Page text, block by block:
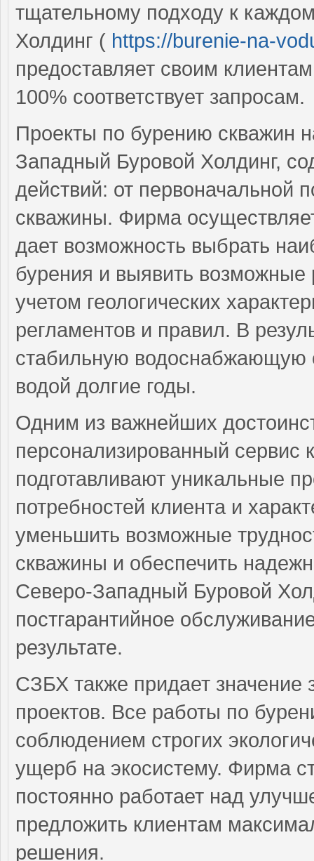
тщательному подходу к
Холдинг ( https://burenie-na-
предоставляет своим
100% соответствует запросам.
Проекты по бурению скважин
Западный Буровой Холдинг,
действий: от первоначальной
скважины. Фирма
дает возможность выбрать
бурения и выявить
учетом геологических
регламентов и правил. В
стабильную водоснабжающую
водой долгие годы.
Одним из важнейших
персонализированный
подготавливают уникальные
потребностей клиента и
уменьшить возможные
скважины и обеспечить
Северо-Западный Буровой
постгарантийное
результате.
СЗБХ также придает
проектов. Все работы по
соблюдением строгих
ущерб на экосистему. Фирма
постоянно работает над
предложить клиентам
решения.